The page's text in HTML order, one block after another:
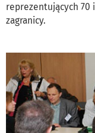
reprezentujących 70
zagranicy.